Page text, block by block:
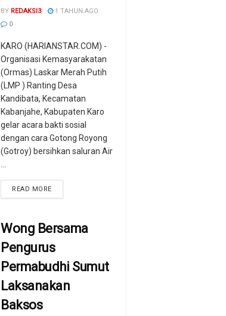
BY REDAKSI3
1 TAHUN AGO
0
KARO (HARIANSTAR.COM) -
Organisasi Kemasyarakatan
(Ormas) Laskar Merah Putih
(LMP ) Ranting Desa
Kandibata, Kecamatan
Kabanjahe, Kabupaten Karo
gelar acara bakti sosial
dengan cara Gotong Royong
(Gotroy) bersihkan saluran Air
READ MORE
Wong Bersama
Pengurus
Permabudhi Sumut
Laksanakan
Baksos